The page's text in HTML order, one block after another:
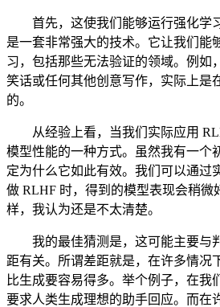
首先，这使我们能够运行强化学
是一套非常强大的技术。它让我们能
习，包括那些无法验证的领域。例如
笑话或任何其他创意写作，实际上是
的。
从经验上看，当我们实际应用
模型性能的一种方式。虽然我有一个
定为什么它如此有效。我们可以通过
做 RLHF 时，得到的模型表现会稍微
样，我认为还是不太清楚。
我的最佳猜测是，这可能主要与
距有关。所谓差距就是，在许多情况
比生成要容易得多。举个例子，在我
要求人类生成理想的助手回应。而在